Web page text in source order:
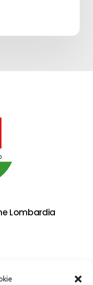
Lombardia
cookie